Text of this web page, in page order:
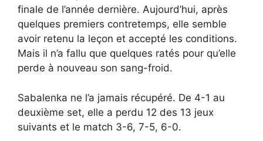
finale de l’année dernière. Aujourd’hui, après
quelques premiers contretemps, elle semble
avoir retenu la leçon et accepté les conditions.
Mais il n’a fallu que quelques ratés pour qu’elle
perde à nouveau son sang-froid.
Sabalenka ne l’a jamais récupéré. De 4-1 au
deuxième set, elle a perdu 12 des 13 jeux
suivants et le match 3-6, 7-5, 6-0.